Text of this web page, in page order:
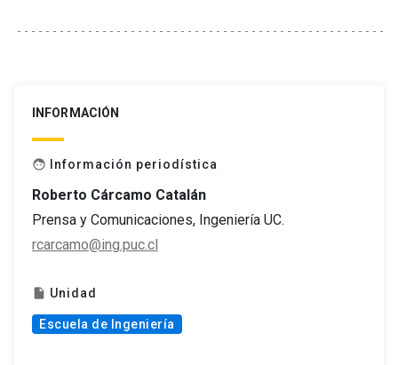
INFORMACIÓN
face Información periodística
Roberto Cárcamo Catalán
Prensa y Comunicaciones, Ingeniería UC.
rcarcamo@ing.puc.cl
insert_drive_file Unidad
Escuela de Ingeniería